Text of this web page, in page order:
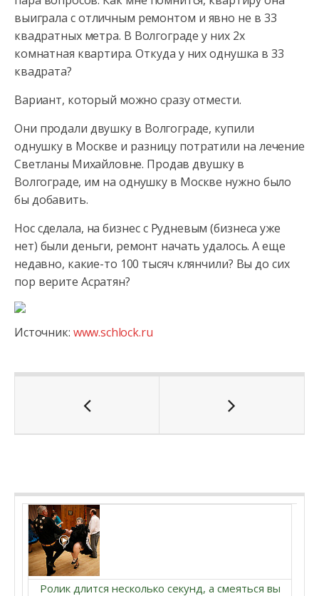
выиграла с отличным ремонтом и явно не в 33
квадратных метра. В Волгограде у них 2х
комнатная квартира. Откуда у них однушка в 33
квадрата?
Вариант, который можно сразу отмести.
Они продали двушку в Волгограде, купили
однушку в Москве и разницу потратили на лечение
Светланы Михайловне. Продав двушку в
Волгограде, им на однушку в Москве нужно было
бы добавить.
Нос сделала, на бизнес с Рудневым (бизнеса уже
нет) были деньги, ремонт начать удалось. А еще
недавно, какие-то 100 тысяч клянчили? Вы до сих
пор верите Асратян?
Источник: www.schlock.ru
Ролик длится несколько секунд, а смеяться вы